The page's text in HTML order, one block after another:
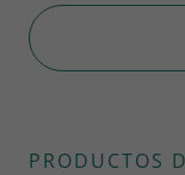
PRODUCTOS